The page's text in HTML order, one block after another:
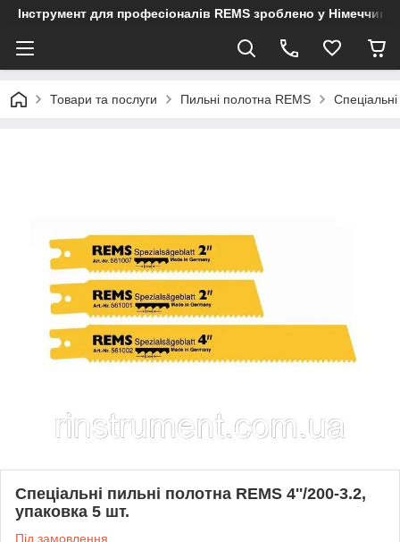
Інструмент для професіоналів REMS зроблено у Німеччині
Товари та послуги Пильні полотна REMS
Спеціальні пильні полотна REMS 4''/200-3.2,
упаковка 5 шт.
Під замовлення